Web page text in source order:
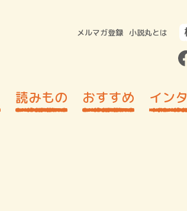
メルマガ登録 小説丸とは
読みもの おすすめ イン